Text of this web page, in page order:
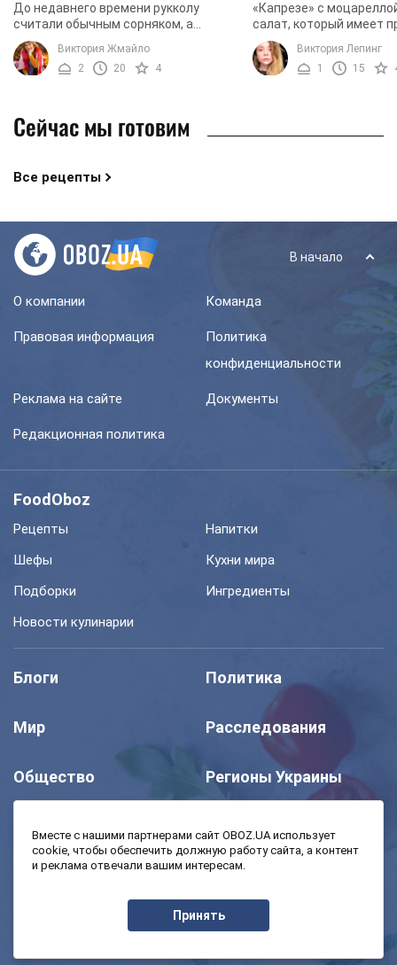
До недавнего времени рукколу
считали обычным сорняком, а
сегодня подают в лучших ресторанах
мира. Итальянцы добавляют ее в
разные салаты, супы, пиццу ...
Виктория Жмайло
2
20 4
«Капрезе» с
салат, который имеет
аромат и аппетитный
быстро готовится и
колоссальное ...
Виктория Лепинг
1
15
Сейчас мы готовим
Все рецепты
В начало
О компании Команда
Правовая информация
Политика
конфиденциальности
Реклама на сайте Документы
Редакционная политика
FoodOboz
Рецепты
Напитки
Шефы
Кухни мира
Подборки
Ингредиенты
Новости кулинарии
Блоги Политика
Мир Расследования
Общество Регионы Украины
Моя школа Авто
Экономика
Вместе с нашими партнерами сайт OBOZ.UA использует
cookie, чтобы обеспечить должную работу сайта, а контент
и реклама отвечали вашим интересам.
Принять